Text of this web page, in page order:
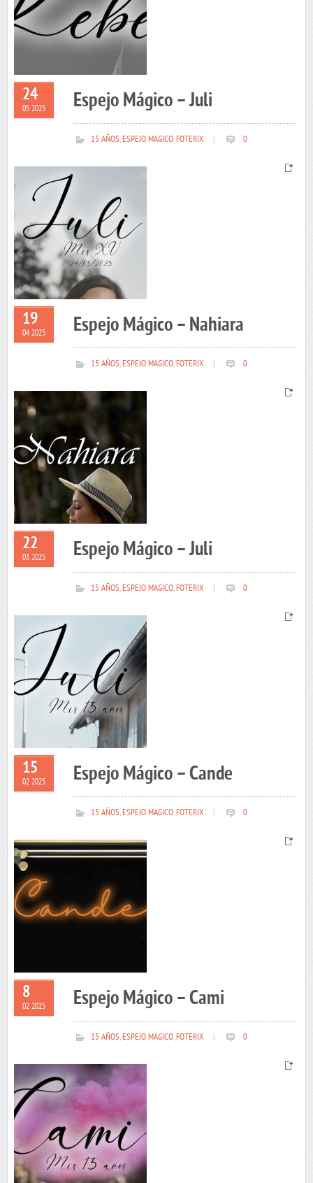
24
05 2025 Espejo Mágico – Juli
15 AÑOS,ESPEJO MAGICO,FOTERIX 0
19
04 2025 Espejo Mágico – Nahiara
15 AÑOS,ESPEJO MAGICO,FOTERIX 0
22
03 2025 Espejo Mágico – Juli
15 AÑOS,ESPEJO MAGICO,FOTERIX 0
15
02 2025 Espejo Mágico – Cande
15 AÑOS,ESPEJO MAGICO,FOTERIX 0
8
02 2025 Espejo Mágico – Cami
15 AÑOS,ESPEJO MAGICO,FOTERIX 0